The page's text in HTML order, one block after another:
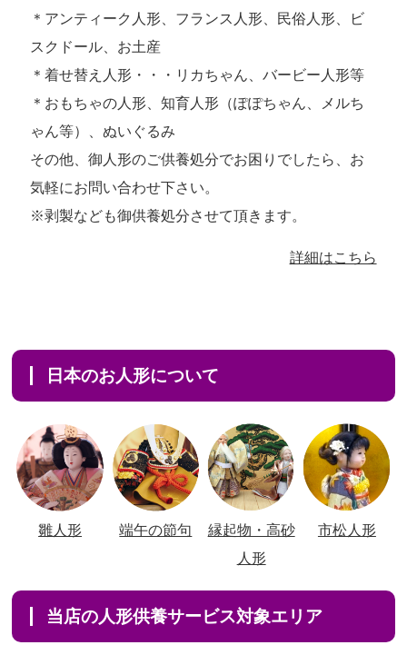
＊アンティーク人形、フランス人形、民俗人形、ビ
スクドール、お土産
＊着せ替え人形・・・リカちゃん、バービー人形等
＊おもちゃの人形、知育人形（ぽぽちゃん、メルち
ゃん等）、ぬいぐるみ
その他、御人形のご供養処分でお困りでしたら、お
気軽にお問い合わせ下さい。
※剥製なども御供養処分させて頂きます。
詳細はこちら
日本のお人形について
雛人形 端午の節句
縁起物・高砂
人形
市松人形
当店の人形供養サービス対象エリア